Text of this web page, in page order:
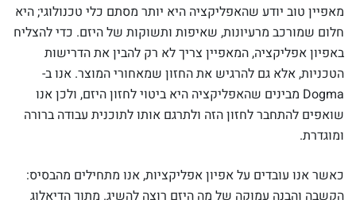
מאפיין טוב יודע שהאפליקציה היא יותר מסתם כלי טכנולוגי; היא
חלום שמורכב מרעיונות, שאיפות ותשוקות של היזם. כדי להצליח
באפיון אפליקציה, המאפיין צריך לא רק להבין את הדרישות
הטכניות, אלא גם להרגיש את החזון שמאחורי המוצר. אנו ב-
Dogma מבינים שהאפליקציה היא ביטוי לחזון היזם, ולכן אנו
שואפים להתחבר לחזון הזה ולתרגם אותו לתוכנית עבודה ברורה
ומוגדרת.
כאשר אנו עובדים על אפיון אפליקציות, אנו מתחילים מהבסיס: